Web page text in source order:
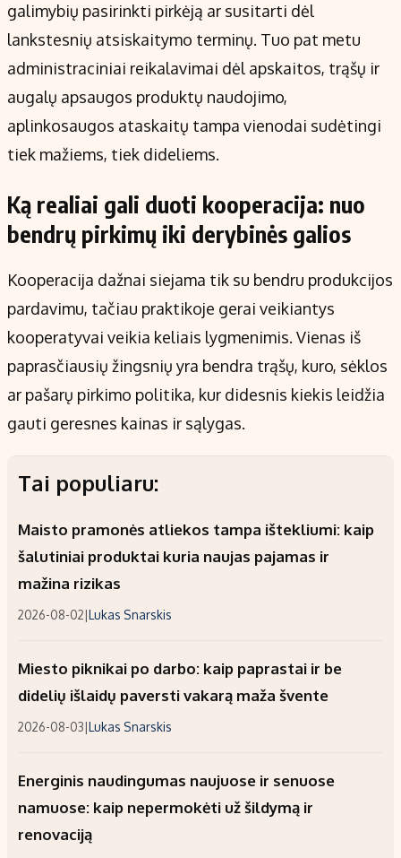
galimybių pasirinkti pirkėją ar susitarti dėl
lankstesnių atsiskaitymo terminų. Tuo pat metu
administraciniai reikalavimai dėl apskaitos, trąšų ir
augalų apsaugos produktų naudojimo,
aplinkosaugos ataskaitų tampa vienodai sudėtingi
tiek mažiems, tiek dideliems.
Ką realiai gali duoti kooperacija: nuo
bendrų pirkimų iki derybinės galios
Kooperacija dažnai siejama tik su bendru produkcijos
pardavimu, tačiau praktikoje gerai veikiantys
kooperatyvai veikia keliais lygmenimis. Vienas iš
paprasčiausių žingsnių yra bendra trąšų, kuro, sėklos
ar pašarų pirkimo politika, kur didesnis kiekis leidžia
gauti geresnes kainas ir sąlygas.
Tai populiaru:
Maisto pramonės atliekos tampa ištekliumi: kaip
šalutiniai produktai kuria naujas pajamas ir
mažina rizikas
2026-08-02|Lukas Snarskis
Miesto piknikai po darbo: kaip paprastai ir be
didelių išlaidų paversti vakarą maža švente
2026-08-03|Lukas Snarskis
Energinis naudingumas naujuose ir senuose
namuose: kaip nepermokėti už šildymą ir
renovaciją